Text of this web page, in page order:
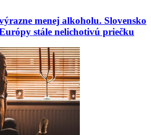
menej alkoholu. Slovensko
stále nelichotivú priečku